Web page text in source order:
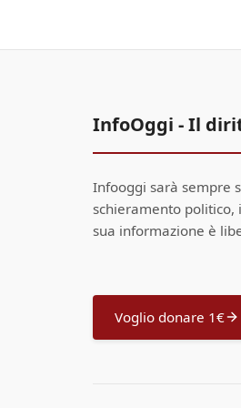
InfoOggi - Il
Infooggi sarà sempre
schieramento politico,
sua informazione è
Voglio donare 1€